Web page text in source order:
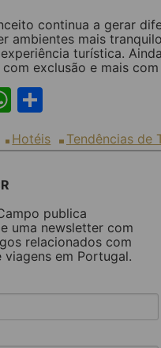
continua a gerar
ambientes mais
turística.
exclusão e mais
WhatsApp
Hotéis Tendências de
publica
uma newsletter com
relacionados com
viagens em Portugal.